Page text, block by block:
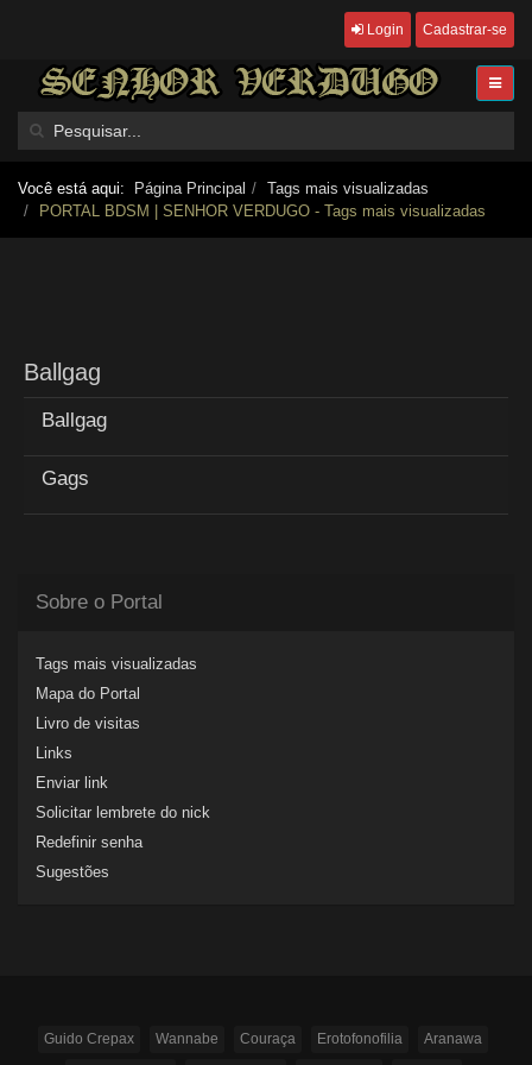
Login Cadastrar-se
Você está aqui: Página Principal
Tags mais visualizadas
PORTAL BDSM | SENHOR VERDUGO - Tags mais visualizadas
Ballgag
Ballgag
Gags
Sobre o Portal
Tags mais visualizadas
Mapa do Portal
Livro de visitas
Links
Enviar link
Solicitar lembrete do nick
Redefinir senha
Sugestões
Guido Crepax Wannabe Couraça Erotofonofilia
Aranawa